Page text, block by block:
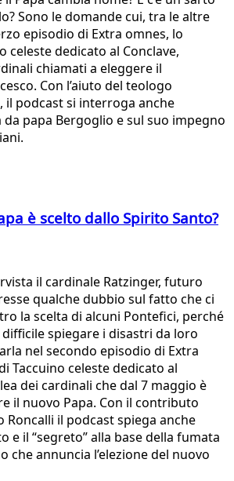
Sono le domande cui, tra le altre
episodio di Extra omnes, lo
celeste dedicato al Conclave,
chiamati a eleggere il
Con l’aiuto del teologo
il podcast si interroga anche
da papa Bergoglio e sul suo impegno
è scelto dallo Spirito Santo?
il cardinale Ratzinger, futuro
qualche dubbio sul fatto che ci
la scelta di alcuni Pontefici, perché
spiegare i disastri da loro
nel secondo episodio di Extra
Taccuino celeste dedicato al
dei cardinali che dal 7 maggio è
il nuovo Papa. Con il contributo
il podcast spiega anche
e il “segreto” alla base della fumata
che annuncia l’elezione del nuovo